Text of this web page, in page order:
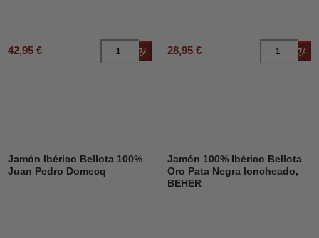
42,95 € Añadir al carrito
28,95 €
Jamón Ibérico Bellota 100%
Juan Pedro Domecq
Jamón 100% Ibérico Bellota
Oro Pata Negra loncheado,
BEHER